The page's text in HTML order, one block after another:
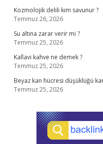
Kozmolojik delili kim savunur ?
Temmuz 26, 2026
Su altına zarar verir mi ?
Temmuz 25, 2026
Kallavi kahve ne demek ?
Temmuz 25, 2026
Beyaz kan hücresi düşüklüğü
Temmuz 25, 2026